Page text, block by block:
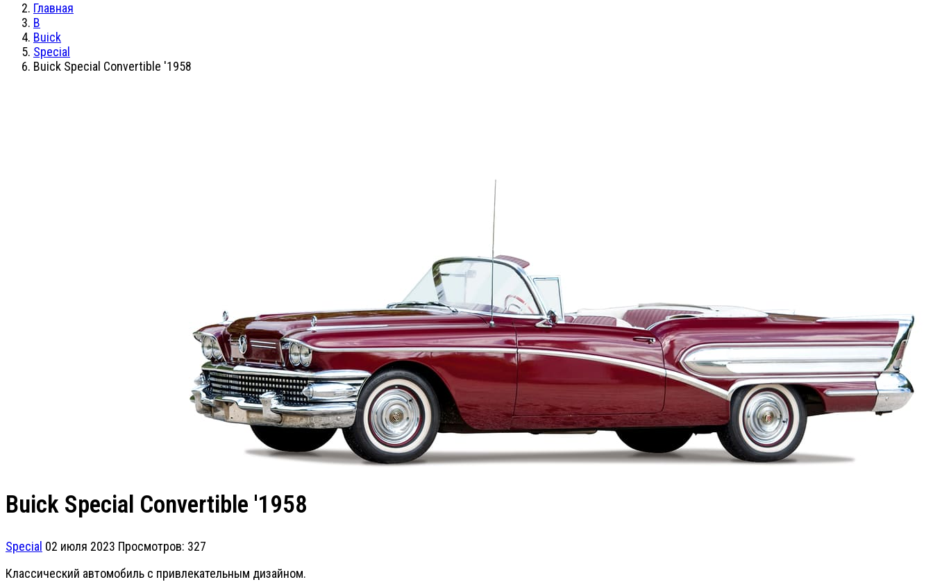
Главная
B
Buick
Special
Buick Special Convertible '1958
Buick Special Convertible '1958
Special 02 июля 2023 Просмотров: 327
Классический автомобиль с привлекательным дизайном.